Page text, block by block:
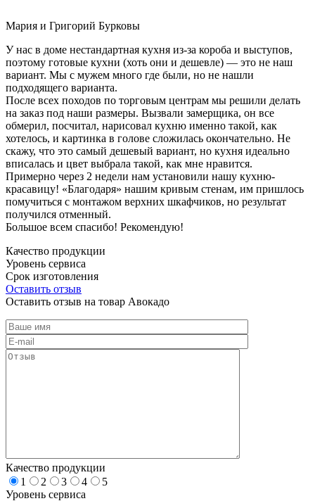
Мария и Григорий Бурковы
У нас в доме нестандартная кухня из-за короба и выступов,
поэтому готовые кухни (хоть они и дешевле) — это не наш
вариант. Мы с мужем много где были, но не нашли
подходящего варианта.
После всех походов по торговым центрам мы решили делать
на заказ под наши размеры. Вызвали замерщика, он все
обмерил, посчитал, нарисовал кухню именно такой, как
хотелось, и картинка в голове сложилась окончательно. Не
скажу, что это самый дешевый вариант, но кухня идеально
вписалась и цвет выбрала такой, как мне нравится.
Примерно через 2 недели нам установили нашу кухню-
красавицу! «Благодаря» нашим кривым стенам, им пришлось
помучиться с монтажом верхних шкафчиков, но результат
получился отменный.
Большое всем спасибо! Рекомендую!
Качество продукции
Уровень сервиса
Срок изготовления
Оставить отзыв
Оставить отзыв на товар Авокадо
Качество продукции
1
2 3 4
5
Уровень сервиса